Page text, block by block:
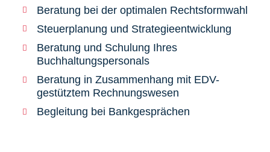
Beratung bei der optimalen Rechtsformwahl
Steuerplanung und Strategieentwicklung
Beratung und Schulung Ihres
Buchhaltungspersonals
Beratung in Zusammenhang mit EDV-
gestütztem Rechnungswesen
Begleitung bei Bankgesprächen